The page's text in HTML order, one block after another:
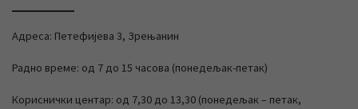
Адреса: Петефијева 3, Зрењанин
Радно време: од 7 до 15 часова (понедељак-петак)
Кориснички центар: од 7,30 до 13,30 (понедељак – петак,